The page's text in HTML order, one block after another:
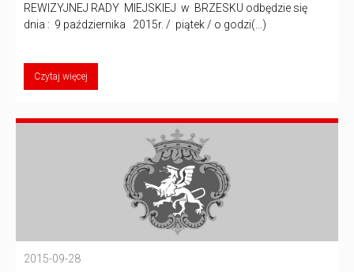
REWIZYJNEJ RADY MIEJSKIEJ w BRZESKU odbędzie się
dnia : 9 października 2015r. / piątek / o godzi(...)
Czytaj więcej
2015-09-28